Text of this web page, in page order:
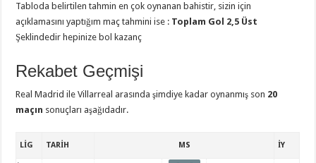
Tabloda belirtilen tahmin en çok oynanan bahistir, sizin için
açıklamasını yaptığım maç tahmini ise : Toplam Gol 2,5 Üst
Şeklindedir hepinize bol kazanç
Rekabet Geçmişi
Real Madrid ile Villarreal arasında şimdiye kadar oynanmış son 20
maçın sonuçları aşağıdadır.
LİG TARİH MS İY